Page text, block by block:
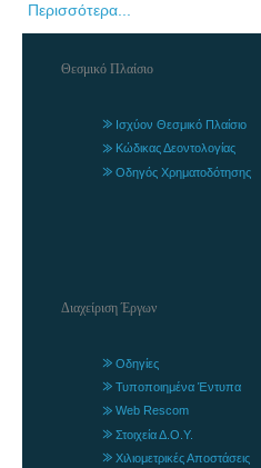
Περισσότερα...
Θεσμικό Πλαίσιο
Ισχύον Θεσμικό Πλαίσιο
Κώδικας Δεοντολογίας
Οδηγός Χρηματοδότησης
Διαχείριση Έργων
Οδηγίες
Τυποποιημένα Έντυπα
Web Rescom
Στοιχεία Δ.Ο.Υ.
Χιλιομετρικές Αποστάσεις